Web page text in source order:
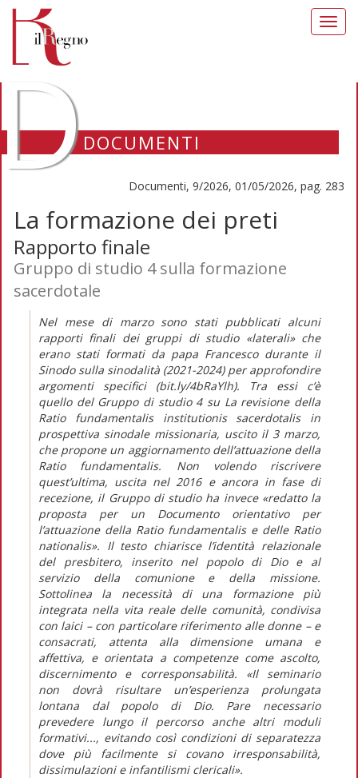
DOCUMENTI
Documenti, 9/2026, 01/05/2026, pag. 283
La formazione dei preti
Rapporto finale
Gruppo di studio 4 sulla formazione
sacerdotale
Nel mese di marzo sono stati pubblicati alcuni
rapporti finali dei gruppi di studio «laterali» che
erano stati formati da papa Francesco durante il
Sinodo sulla sinodalità (2021-2024) per approfondire
argomenti specifici (bit.ly/4bRaYlh). Tra essi c’è
quello del Gruppo di studio 4 su La revisione della
Ratio fundamentalis institutionis sacerdotalisin
prospettiva sinodale missionaria, uscito il 3 marzo,
che propone un aggiornamento dell’attuazione della
Ratio fundamentalis. Non volendo riscrivere
quest’ultima, uscita nel 2016 e ancora in fase di
recezione, il Gruppo di studio ha invece «redatto la
proposta per un Documento orientativo per
l’attuazione della Ratio fundamentalise delle Ratio
nationalis». Il testo chiarisce l’identità relazionale
del presbitero, inserito nel popolo di Dio e al
servizio della comunione e della missione.
Sottolinea la necessità di una formazione più
integrata nella vita reale delle comunità, condivisa
con laici – con particolare riferimento alle donne – e
consacrati, attenta alla dimensione umana e
affettiva, e orientata a competenze come ascolto,
discernimento e corresponsabilità. «Il seminario
non dovrà risultare un’esperienza prolungata
lontana dal popolo di Dio. Pare necessario
prevedere lungo il percorso anche altri moduli
formativi..., evitando così condizioni di separatezza
dove più facilmente si covano irresponsabilità,
dissimulazioni e infantilismi clericali».